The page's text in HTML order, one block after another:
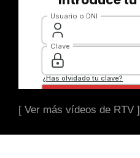
[ Ver más vídeos de RTV ]